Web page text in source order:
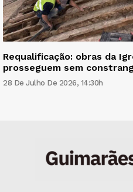
Requalificação: obras da
prosseguem sem
28 De Julho De 2026, 14:30h